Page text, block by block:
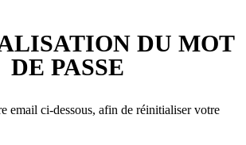
DU MOT
DE PASSE
email ci-dessous, afin de réinitialiser votre